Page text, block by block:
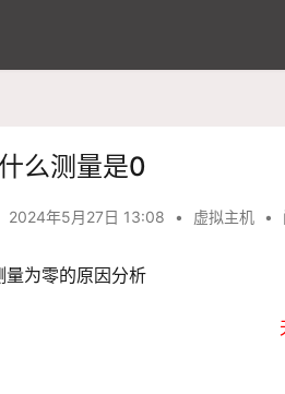
么测量是0
2024年5月27日 13:08 • 虚拟主机 •
量为零的原因分析